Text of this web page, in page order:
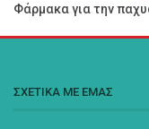
Φάρμακα για την
ΣΧΕΤΙΚΑ ΜΕ ΕΜΑΣ